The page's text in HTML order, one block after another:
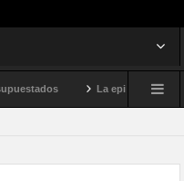
La epidemia de